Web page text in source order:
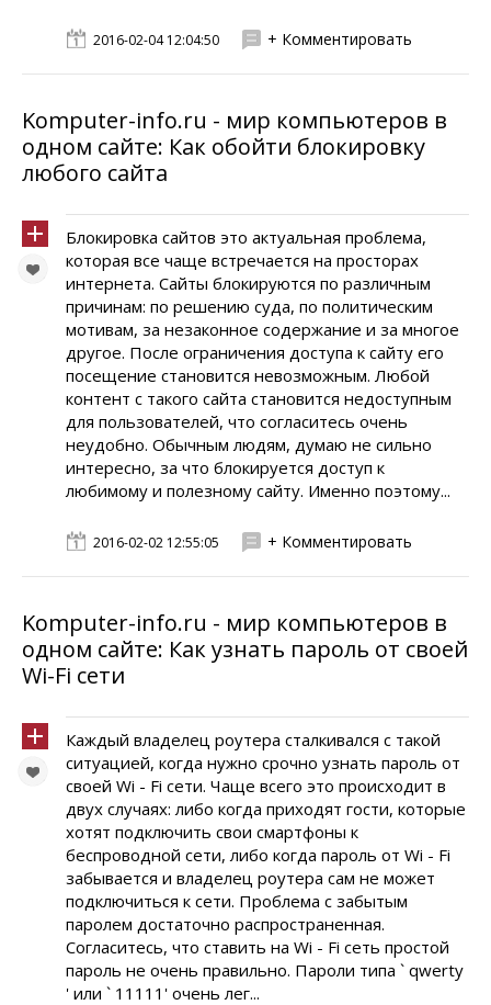
2016-02-04 12:04:50 + Комментировать
Komputer-info.ru - мир компьютеров в
одном сайте: Как обойти блокировку
любого сайта
Блокировка сайтов это актуальная проблема,
которая все чаще встречается на просторах
интернета. Сайты блокируются по различным
причинам: по решению суда, по политическим
мотивам, за незаконное содержание и за многое
другое. После ограничения доступа к сайту его
посещение становится невозможным. Любой
контент с такого сайта становится недоступным
для пользователей, что согласитесь очень
неудобно. Обычным людям, думаю не сильно
интересно, за что блокируется доступ к
любимому и полезному сайту. Именно поэтому...
2016-02-02 12:55:05 + Комментировать
Komputer-info.ru - мир компьютеров в
одном сайте: Как узнать пароль от своей
Wi-Fi сети
Каждый владелец роутера сталкивался с такой
ситуацией, когда нужно срочно узнать пароль от
своей Wi - Fi сети. Чаще всего это происходит в
двух случаях: либо когда приходят гости, которые
хотят подключить свои смартфоны к
беспроводной сети, либо когда пароль от Wi - Fi
забывается и владелец роутера сам не может
подключиться к сети. Проблема с забытым
паролем достаточно распространенная.
Согласитесь, что ставить на Wi - Fi сеть простой
пароль не очень правильно. Пароли типа ` qwerty
' или ` 11111' очень лег...